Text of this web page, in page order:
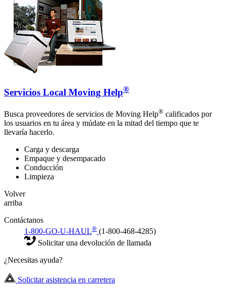
Servicios Local Moving Help®
Busca proveedores de servicios de Moving Help® calificados por
los usuarios en tu área y múdate en la mitad del tiempo que te
llevaría hacerlo.
Carga y descarga
Empaque y desempacado
Conducción
Limpieza
Volver
arriba
Contáctanos
1-800-GO-U-HAUL® (1-800-468-4285)
Solicitar una devolución de llamada
¿Necesitas ayuda?
Solicitar asistencia en carretera